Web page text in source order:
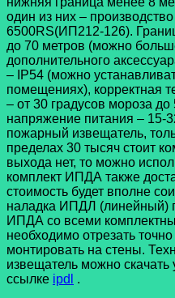
один из них –
6500RS(ИП212-126).
до 70 метров (можно
дополнительного
– IP54 (можно
помещениях), корректная
– от 30 градусов мороза до
напряжение питания – 15-
пожарный извещатель,
пределах 30 тысяч стоит
выхода нет, то можно
комплект ИПДА также
стоимость будет вполне
наладка ИПДЛ (линейный)
ИПДА со всеми
необходимо отрезать
монтировать на стены.
извещатель можно скачать
ссылке ipdl
.